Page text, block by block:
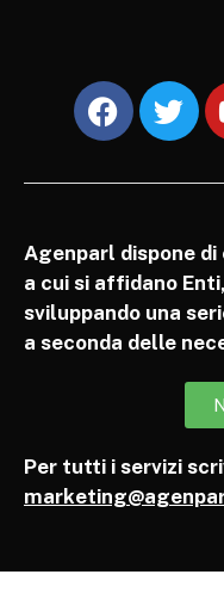
Agenparl dispone
a cui si affidano
sviluppando una
a seconda delle
Per tutti i servizi